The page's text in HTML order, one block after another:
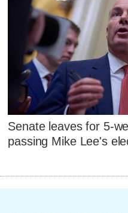
Senate leaves for 5-
passing Mike Lee's